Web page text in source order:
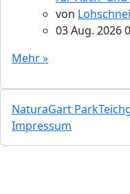
von
03 Aug. 2026
Mehr »
NaturaGart Park
Impressum